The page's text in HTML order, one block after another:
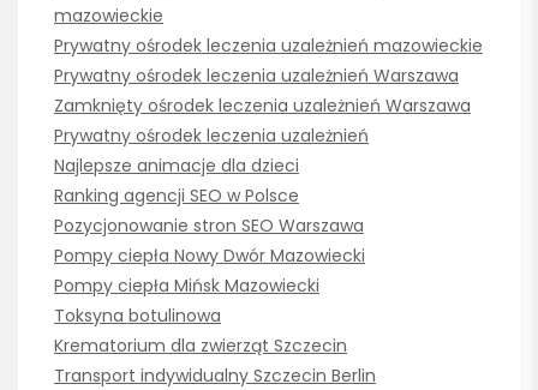
mazowieckie
Prywatny ośrodek leczenia uzależnień mazowieckie
Prywatny ośrodek leczenia uzależnień Warszawa
Zamknięty ośrodek leczenia uzależnień Warszawa
Prywatny ośrodek leczenia uzależnień
Najlepsze animacje dla dzieci
Ranking agencji SEO w Polsce
Pozycjonowanie stron SEO Warszawa
Pompy ciepła Nowy Dwór Mazowiecki
Pompy ciepła Mińsk Mazowiecki
Toksyna botulinowa
Krematorium dla zwierząt Szczecin
Transport indywidualny Szczecin Berlin